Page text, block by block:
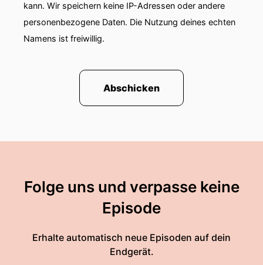
kann. Wir speichern keine IP-Adressen oder andere
personenbezogene Daten. Die Nutzung deines echten
Namens ist freiwillig.
Abschicken
Folge uns und verpasse keine
Episode
Erhalte automatisch neue Episoden auf dein
Endgerät.